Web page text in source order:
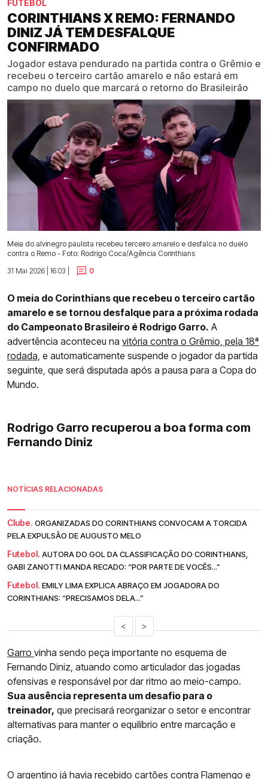
FUTEBOL
CORINTHIANS X REMO: FERNANDO
DINIZ JÁ TEM DESFALQUE
CONFIRMADO
Jogador estava pendurado na partida contra o Grêmio e
recebeu o terceiro cartão amarelo e não estará em
campo no duelo que marcará o retorno do Brasileirão
Meia do alvinegro paulista recebeu terceiro amarelo e desfalca no duelo
contra o Remo - Foto: Rodrigo Coca/Agência Corinthians
31 Mai 2026 | 16:03 |
0
O meia do Corinthians que recebeu o terceiro cartão
amarelo e se tornou desfalque para a próxima rodada
do Campeonato Brasileiro é Rodrigo Garro. A
advertência aconteceu na vitória contra o Grêmio, pela 18ª
rodada, e automaticamente suspende o jogador da partida
seguinte, que será disputada após a pausa para a Copa do
Mundo.
Rodrigo Garro recuperou a boa forma com
Fernando Diniz
NOTÍCIAS RELACIONADAS
Clube. ORGANIZADAS DO CORINTHIANS CONVOCAM A TORCIDA
PELA EXPULSÃO DE AUGUSTO MELO
Futebol. AUTORA DO GOL DA CLASSIFICAÇÃO DO CORINTHIANS,
GABI ZANOTTI MANDA RECADO: “POR PARTE DE VOCÊS...”
Futebol. EMILY LIMA EXPLICA ABRAÇO EM JOGADORA DO
CORINTHIANS: “PRECISAMOS DELA...”
< >
Garro vinha sendo peça importante no esquema de
Fernando Diniz, atuando como articulador das jogadas
ofensivas e responsável por dar ritmo ao meio-campo.
Sua ausência representa um desafio para o
treinador, que precisará reorganizar o setor e encontrar
alternativas para manter o equilíbrio entre marcação e
criação.
O argentino já havia recebido cartões contra Flamengo e